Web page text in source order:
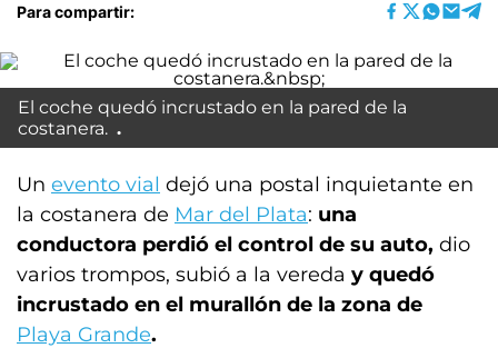
Para compartir:
El coche quedó incrustado en la pared de la
costanera.
Un evento vial dejó una postal inquietante en
la costanera de Mar del Plata: una
conductora perdió el control de su auto, dio
varios trompos, subió a la vereda y quedó
incrustado en el murallón de la zona de
Playa Grande.